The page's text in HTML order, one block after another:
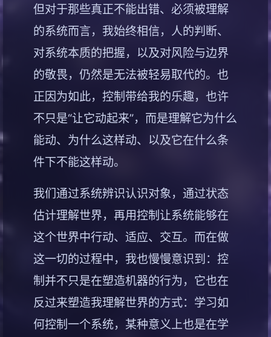
但对于那些真正不能出错、必须被理解
的系统而言，我始终相信，人的判断、
对系统本质的把握，以及对风险与边界
的敬畏，仍然是无法被轻易取代的。也
正因为如此，控制带给我的乐趣，也许
不只是“让它动起来”，而是理解它为什么
能动、为什么这样动、以及它在什么条
件下不能这样动。
我们通过系统辨识认识对象，通过状态
估计理解世界，再用控制让系统能够在
这个世界中行动、适应、交互。而在做
这一切的过程中，我也慢慢意识到：控
制并不只是在塑造机器的行为，它也在
反过来塑造我理解世界的方式：学习如
何控制一个系统，某种意义上也是在学